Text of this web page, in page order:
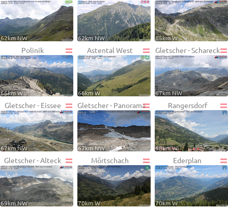
62km NW 62km NW 65km W
Polinik
66km W
Astental West
66km W
Gletscher - Schareck
67km NW
Gletscher - Eissee
67km NW
Gletscher - Panorama
67km NW
Rangersdorf
68km W
Gletscher - Alteck
69km NW
Mörtschach
70km W
Ederplan
70km W